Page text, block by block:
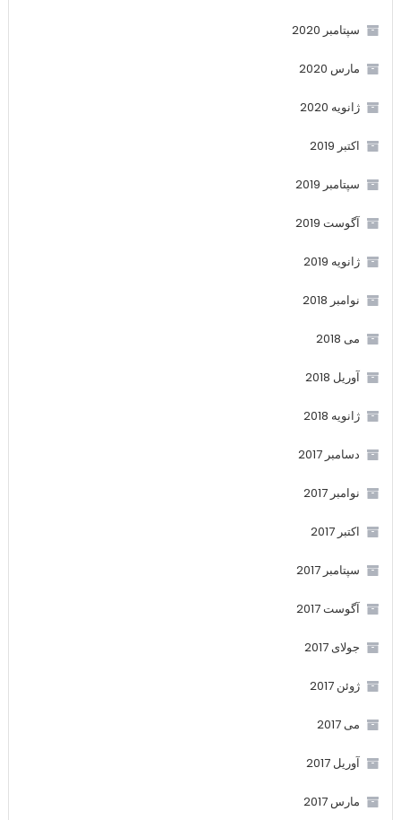
سپتامبر 2020
مارس 2020
ژانویه 2020
اکتبر 2019
سپتامبر 2019
آگوست 2019
ژانویه 2019
نوامبر 2018
می 2018
آوریل 2018
ژانویه 2018
دسامبر 2017
نوامبر 2017
اکتبر 2017
سپتامبر 2017
آگوست 2017
جولای 2017
ژوئن 2017
می 2017
آوریل 2017
مارس 2017